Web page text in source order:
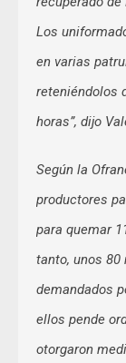
Los
en varias
reteniéndolos
horas”, dijo
Según la
productores
para quemar
tanto, unos
demandados
ellos pende
otorgaron